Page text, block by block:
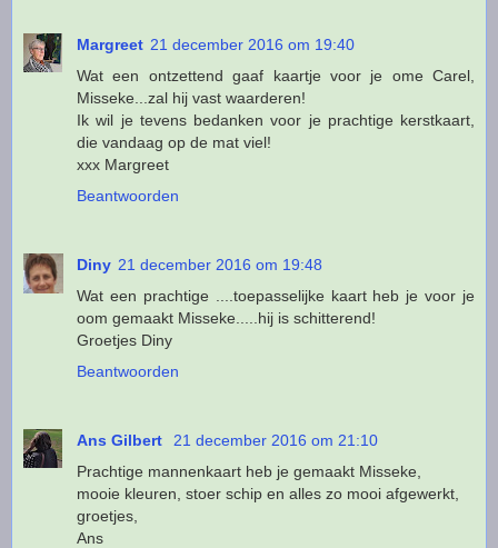
Margreet 21 december 2016 om 19:40
Wat een ontzettend gaaf kaartje voor je ome Carel,
Misseke...zal hij vast waarderen!
Ik wil je tevens bedanken voor je prachtige kerstkaart,
die vandaag op de mat viel!
xxx Margreet
Beantwoorden
Diny 21 december 2016 om 19:48
Wat een prachtige ....toepasselijke kaart heb je voor je
oom gemaakt Misseke.....hij is schitterend!
Groetjes Diny
Beantwoorden
Ans Gilbert
21 december 2016 om 21:10
Prachtige mannenkaart heb je gemaakt Misseke,
mooie kleuren, stoer schip en alles zo mooi afgewerkt,
groetjes,
Ans